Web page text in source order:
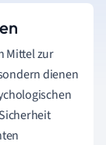
Mittel zur
dienen